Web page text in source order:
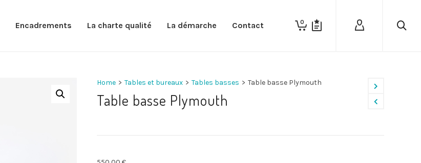
0
Encadrements La charte qualité La démarche Contact
Home > Tables et bureaux > Tables basses > Table basse Plymouth
Table basse Plymouth